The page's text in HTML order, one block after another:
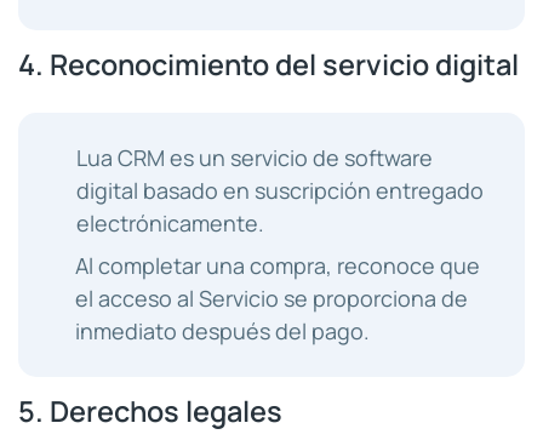
4. Reconocimiento del servicio digital
Lua CRM es un servicio de software
digital basado en suscripción entregado
electrónicamente.
Al completar una compra, reconoce que
el acceso al Servicio se proporciona de
inmediato después del pago.
5. Derechos legales